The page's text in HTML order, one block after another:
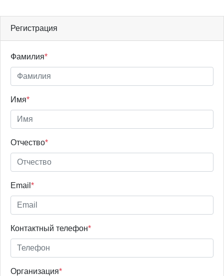
Регистрация
Фамилия*
Имя*
Отчество*
Email *
Контактный телефон*
Организация*